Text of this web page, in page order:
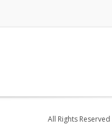
All Rights Reserved